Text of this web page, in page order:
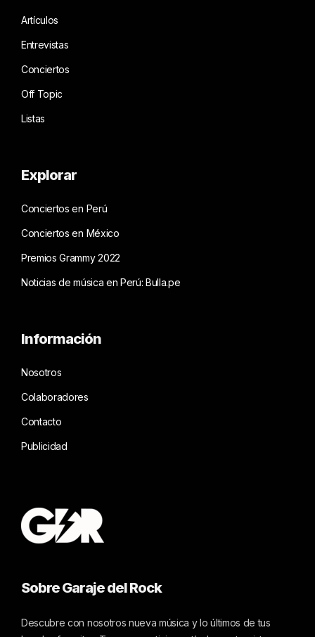
Artículos
Entrevistas
Conciertos
Off Topic
Listas
Explorar
Conciertos en Perú
Conciertos en México
Premios Grammy 2022
Noticias de música en Perú: Bulla.pe
Información
Nosotros
Colaboradores
Contacto
Publicidad
Sobre Garaje del Rock
Descubre con nosotros nueva música y lo últimos de tus